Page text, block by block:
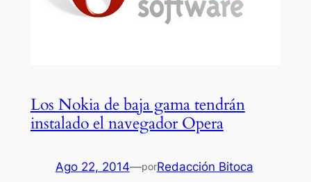
Los Nokia de baja gama tendrán
instalado el navegador Opera
Ago 22, 2014—porRedacción Bitoca